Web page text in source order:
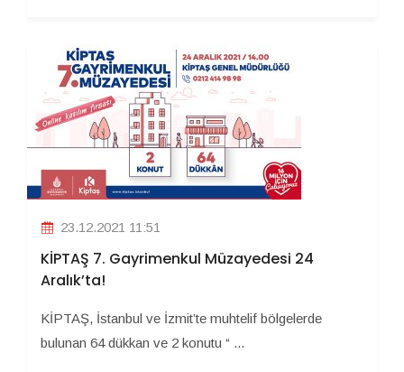
23.12.2021 11:51
KİPTAŞ 7. Gayrimenkul Müzayedesi 24
Aralık’ta!
KİPTAŞ, İstanbul ve İzmit’te muhtelif bölgelerde
bulunan 64 dükkan ve 2 konutu “ ...